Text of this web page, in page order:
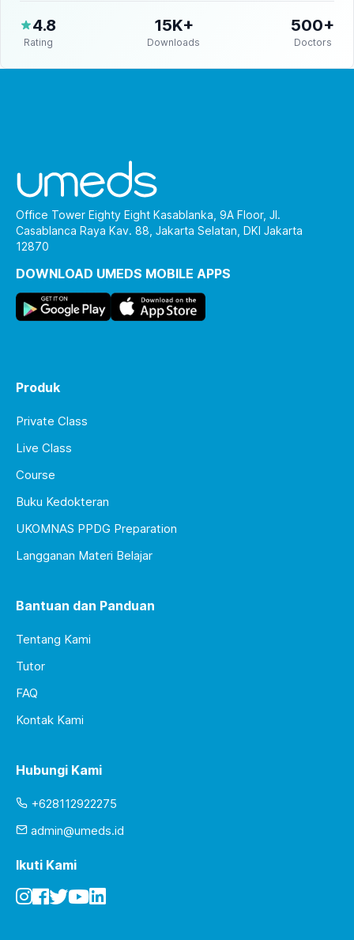
4.8
Rating
15K+
Downloads
500+
Doctors
Office Tower Eighty Eight Kasablanka, 9A Floor, Jl.
Casablanca Raya Kav. 88, Jakarta Selatan, DKI Jakarta
12870
DOWNLOAD UMEDS MOBILE APPS
Produk
Private Class
Live Class
Course
Buku Kedokteran
UKOMNAS PPDG Preparation
Langganan Materi Belajar
Bantuan dan Panduan
Tentang Kami
Tutor
FAQ
Kontak Kami
Hubungi Kami
+628112922275
admin@umeds.id
Ikuti Kami